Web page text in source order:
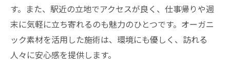
台東区のエステで得られる効果
シワ改善に向けたエステプラン
紫外線によるダメージの軽減法
エステのプロが語る美肌の秘訣
す。また、駅近の立地でアクセスが良く、仕事帰りや週
末に気軽に立ち寄れるのも魅力のひとつです。オーガニ
ック素材を活用した施術は、環境にも優しく、訪れる
人々に安心感を提供します。